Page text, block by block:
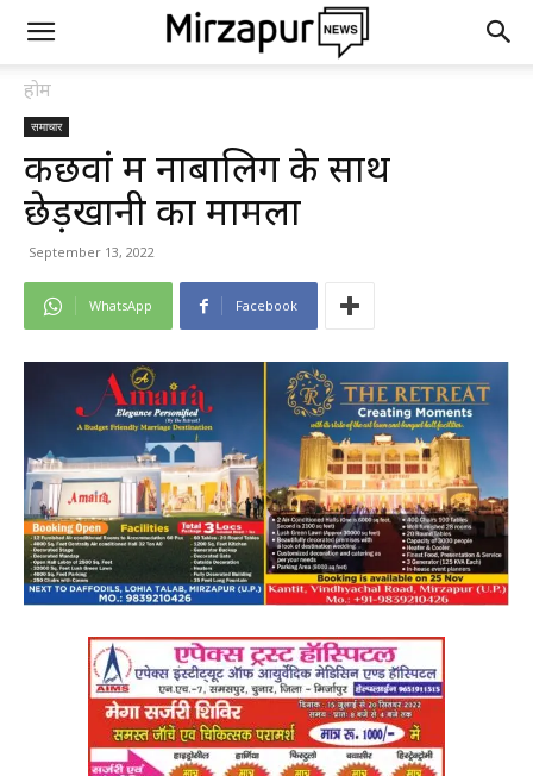
होम
समाचार
कछवां में नाबालिग के साथ
छेड़खानी का मामला
September 13, 2022
WhatsApp Facebook